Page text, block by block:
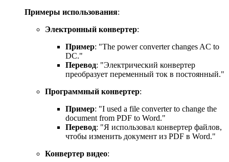
Примеры использования:
Электронный конвертер:
Пример: "The power converter changes AC to
DC."
Перевод: "Электрический конвертер
преобразует переменный ток в постоянный."
Программный конвертер:
Пример: "I used a file converter to change the
document from PDF to Word."
Перевод: "Я использовал конвертер файлов,
чтобы изменить документ из PDF в Word."
Конвертер видео: